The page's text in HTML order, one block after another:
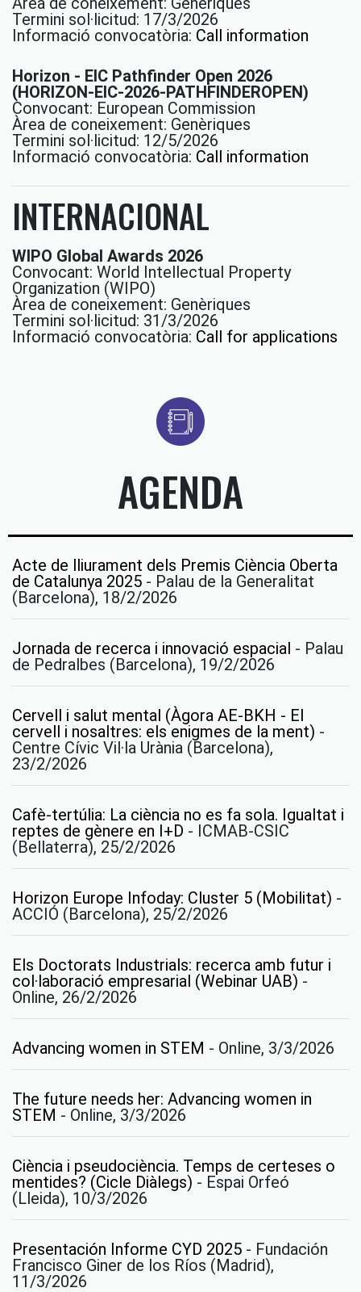
Termini sol·licitud: 17/3/2026
Informació convocatòria: Call information
Horizon - EIC Pathfinder Open 2026
(HORIZON-EIC-2026-PATHFINDEROPEN)
Convocant: European Commission
Àrea de coneixement: Genèriques
Termini sol·licitud: 12/5/2026
Informació convocatòria: Call information
INTERNACIONAL
WIPO Global Awards 2026
Convocant: World Intellectual Property
Organization (WIPO)
Àrea de coneixement: Genèriques
Termini sol·licitud: 31/3/2026
Informació convocatòria: Call for applications
AGENDA
Acte de lliurament dels Premis Ciència Oberta
de Catalunya 2025 - Palau de la Generalitat
(Barcelona), 18/2/2026
Jornada de recerca i innovació espacial - Palau
de Pedralbes (Barcelona), 19/2/2026
Cervell i salut mental (Àgora AE-BKH - El
cervell i nosaltres: els enigmes de la ment) -
Centre Cívic Vil·la Urània (Barcelona),
23/2/2026
Cafè-tertúlia: La ciència no es fa sola. Igualtat i
reptes de gènere en I+D - ICMAB-CSIC
(Bellaterra), 25/2/2026
Horizon Europe Infoday: Cluster 5 (Mobilitat) -
ACCIÓ (Barcelona), 25/2/2026
Els Doctorats Industrials: recerca amb futur i
col·laboració empresarial (Webinar UAB) -
Online, 26/2/2026
Advancing women in STEM - Online, 3/3/2026
The future needs her: Advancing women in
STEM - Online, 3/3/2026
Ciència i pseudociència. Temps de certeses o
mentides? (Cicle Diàlegs) - Espai Orfeó
(Lleida), 10/3/2026
Presentación Informe CYD 2025 - Fundación
Francisco Giner de los Ríos (Madrid),
11/3/2026